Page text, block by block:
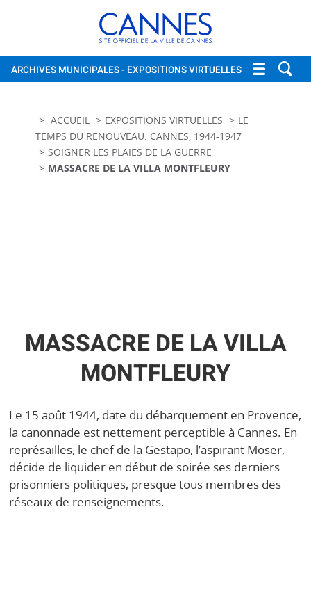
Cannes, site officiel de la
ARCHIVES MUNICIPALES- EXPOSITIONS VIRTUELLES
ACCUEIL EXPOSITIONS VIRTUELLES
LE
TEMPS DU RENOUVEAU. CANNES, 1944-1947
SOIGNER LES PLAIES DE LA GUERRE
MASSACRE DE LA VILLA MONTFLEURY
MASSACRE DE LA VILLA
MONTFLEURY
Le 15 août 1944, date du débarquement en Provence,
la canonnade est nettement perceptible à Cannes. En
représailles, le chef de la Gestapo, l’aspirant Moser,
décide de liquider en début de soirée ses derniers
prisonniers politiques, presque tous membres des
réseaux de renseignements.